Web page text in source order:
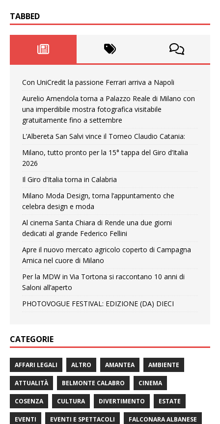
TABBED
Con UniCredit la passione Ferrari arriva a Napoli
Aurelio Amendola torna a Palazzo Reale di Milano con
una imperdibile mostra fotografica visitabile
gratuitamente fino a settembre
L’Albereta San Salvi vince il Torneo Claudio Catania:
Milano, tutto pronto per la 15° tappa del Giro d’Italia
2026
Il Giro d’Italia torna in Calabria
Milano Moda Design, torna l’appuntamento che
celebra design e moda
Al cinema Santa Chiara di Rende una due giorni
dedicati al grande Federico Fellini
Apre il nuovo mercato agricolo coperto di Campagna
Amica nel cuore di Milano
Per la MDW in Via Tortona si raccontano 10 anni di
Saloni all’aperto
PHOTOVOGUE FESTIVAL: EDIZIONE (DA) DIECI
CATEGORIE
AFFARI LEGALI ALTRO AMANTEA AMBIENTE
ATTUALITÀ BELMONTE CALABRO CINEMA
COSENZA CULTURA DIVERTIMENTO ESTATE
EVENTI EVENTI E SPETTACOLI FALCONARA ALBANESE